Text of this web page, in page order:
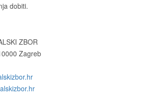
dobiti.
ZBOR
Zagreb